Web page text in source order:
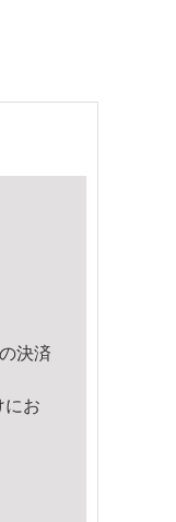
決済
にお